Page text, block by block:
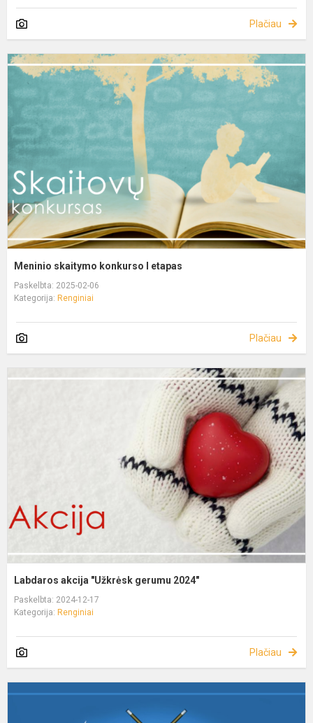
Plačiau
Meninio skaitymo konkurso I etapas
Paskelbta: 2025-02-06
Kategorija: Renginiai
Plačiau
Labdaros akcija "Užkrėsk gerumu 2024"
Paskelbta: 2024-12-17
Kategorija: Renginiai
Plačiau